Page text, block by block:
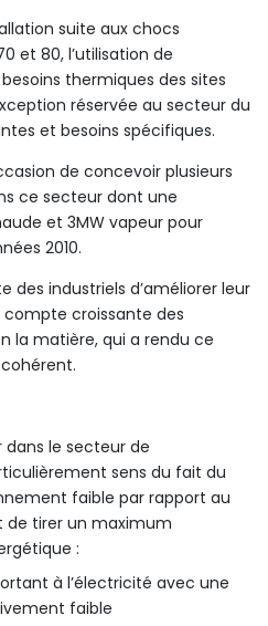
suite aux chocs
et 80, l’utilisation de
thermiques des sites
réservée au secteur du
et besoins spécifiques.
de concevoir plusieurs
ce secteur dont une
et 3MW vapeur pour
2010.
des industriels d’améliorer leur
croissante des
la matière, qui a rendu ce
le secteur de
sens du fait du
faible par rapport au
de tirer un maximum
:
à l’électricité avec une
faible